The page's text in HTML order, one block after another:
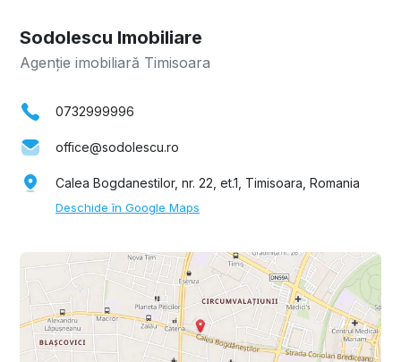
Sodolescu Imobiliare
Agenție imobiliară Timisoara
0732999996
office@sodolescu.ro
Calea Bogdanestilor, nr. 22, et.1, Timisoara, Romania
Deschide în Google Maps